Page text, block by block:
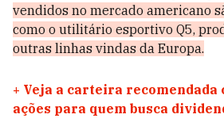
vendidos no mercado americano
como o utilitário esportivo Q5,
outras linhas vindas da Europa.
+ Veja a carteira recomendada
ações para quem busca